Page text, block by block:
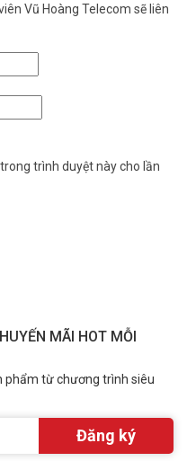
Vũ Hoàng Telecom sẽ liên
trình duyệt này cho lần
MÃI HOT MỖI
phẩm từ chương trình siêu